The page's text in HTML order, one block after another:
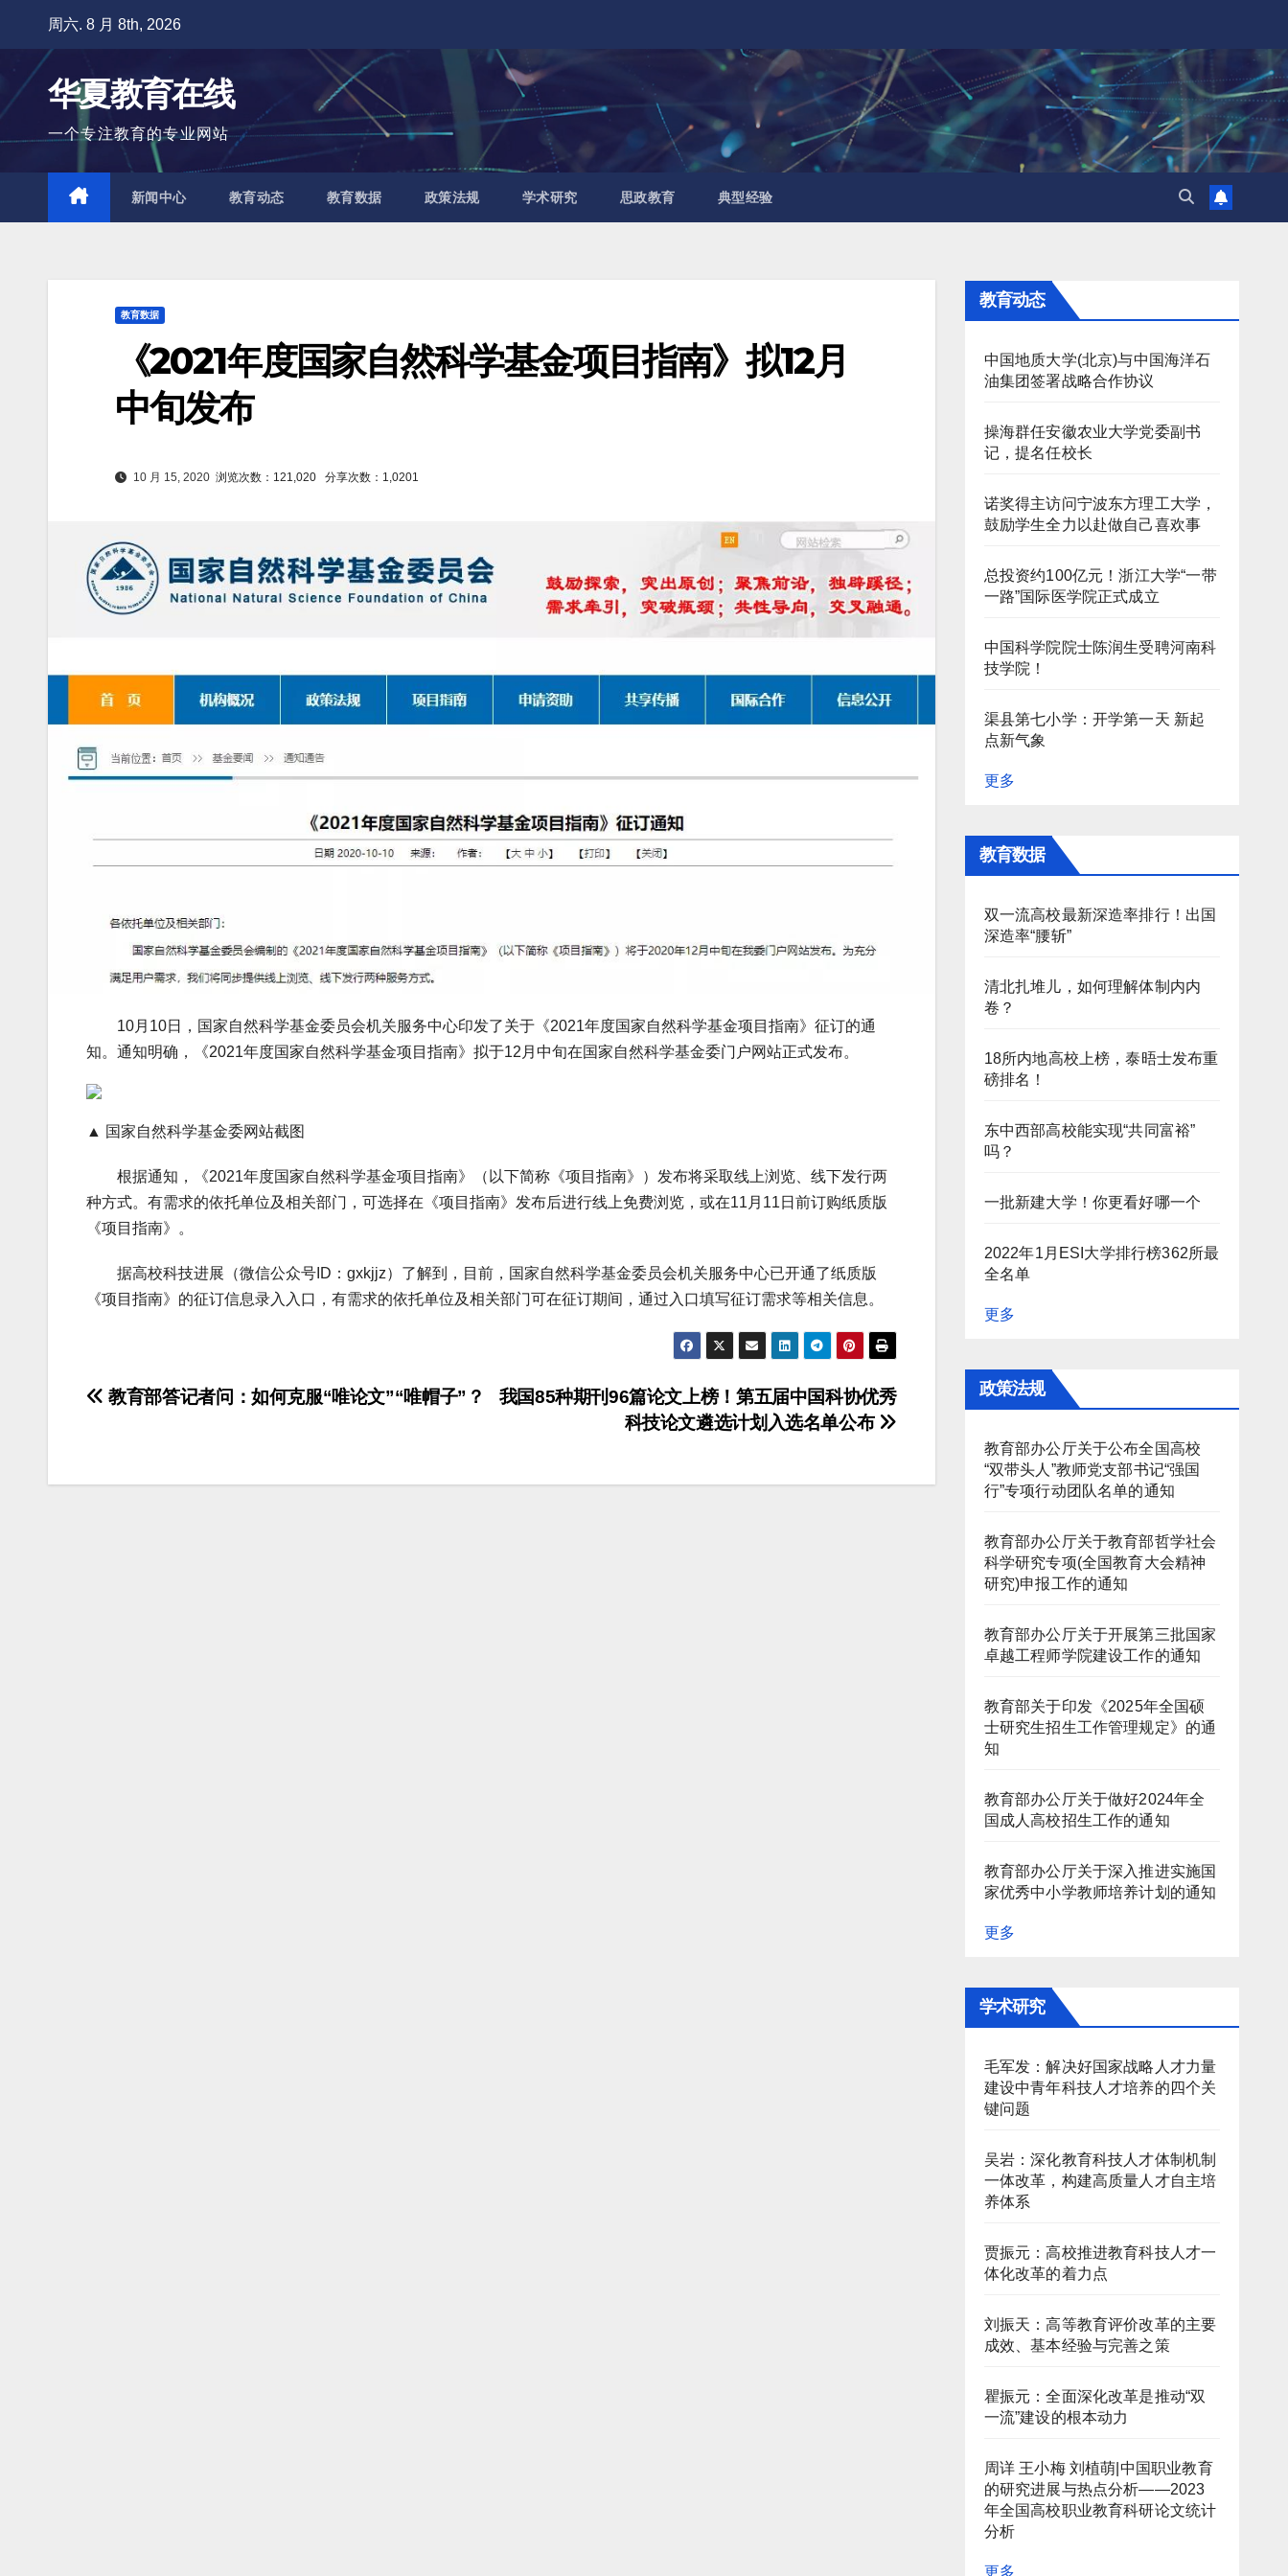
容
周六. 8 月 8th, 2026
华夏教育在线
一个专注教育的专业网站
新闻中心 教育动态 教育数据 政策法规 学术研究 思政教育 典型经验
教育数据
《2021年度国家自然科学基金项目指南》拟12月
中旬发布
10 月 15, 2020 浏览次数：121,020 分享次数：1,0201
10月10日，国家自然科学基金委员会机关服务中心印发了关于《2021年度国家自然科学基金项目指南》征订的通
知。通知明确，《2021年度国家自然科学基金项目指南》拟于12月中旬在国家自然科学基金委门户网站正式发布。
▲ 国家自然科学基金委网站截图
根据通知，《2021年度国家自然科学基金项目指南》（以下简称《项目指南》）发布将采取线上浏览、线下发行两
种方式。有需求的依托单位及相关部门，可选择在《项目指南》发布后进行线上免费浏览，或在11月11日前订购纸质版
《项目指南》。
据高校科技进展（微信公众号ID：gxkjjz）了解到，目前，国家自然科学基金委员会机关服务中心已开通了纸质版
《项目指南》的征订信息录入入口，有需求的依托单位及相关部门可在征订期间，通过入口填写征订需求等相关信息。
文
导
我国85种期刊96篇论文上榜！第五届中国科协优秀
科技论文遴选计划入选名单公布
教育部答记者问：如何克服“唯论文”“唯帽子”？
教育动态
中国地质大学(北京)与中国海洋石
油集团签署战略合作协议
操海群任安徽农业大学党委副书
记，提名任校长
诺奖得主访问宁波东方理工大学，
鼓励学生全力以赴做自己喜欢事
总投资约100亿元！浙江大学“一带
一路”国际医学院正式成立
中国科学院院士陈润生受聘河南科
技学院！
渠县第七小学：开学第一天 新起
点新气象
更多
教育数据
双一流高校最新深造率排行！出国
深造率“腰斩”
清北扎堆儿，如何理解体制内内
卷？
18所内地高校上榜，泰晤士发布重
磅排名！
东中西部高校能实现“共同富裕”
吗？
一批新建大学！你更看好哪一个
2022年1月ESI大学排行榜362所最
全名单
更多
政策法规
教育部办公厅关于公布全国高校
“双带头人”教师党支部书记“强国
行”专项行动团队名单的通知
教育部办公厅关于教育部哲学社会
科学研究专项(全国教育大会精神
研究)申报工作的通知
教育部办公厅关于开展第三批国家
卓越工程师学院建设工作的通知
教育部关于印发《2025年全国硕
士研究生招生工作管理规定》的通
知
教育部办公厅关于做好2024年全
国成人高校招生工作的通知
教育部办公厅关于深入推进实施国
家优秀中小学教师培养计划的通知
更多
学术研究
毛军发：解决好国家战略人才力量
建设中青年科技人才培养的四个关
键问题
吴岩：深化教育科技人才体制机制
一体改革，构建高质量人才自主培
养体系
贾振元：高校推进教育科技人才一
体化改革的着力点
刘振天：高等教育评价改革的主要
成效、基本经验与完善之策
瞿振元：全面深化改革是推动“双
一流”建设的根本动力
周详 王小梅 刘植萌|中国职业教育
的研究进展与热点分析——2023
年全国高校职业教育科研论文统计
分析
更多